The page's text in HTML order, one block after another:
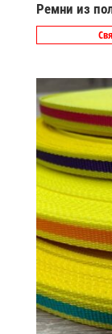
Ремни из